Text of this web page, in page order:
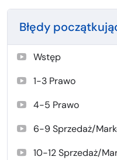
Błędy
Wstęp
1-3 Prawo
4-5 Prawo
6-9 Sprzedaż/
10-12 Sprzedaż/